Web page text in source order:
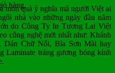
hàng.quà ý nghĩa mà người Việt ai
nhà vào những ngày đầu năm
do Công Ty In Tương Lai Việt
công nghệ mới nhất như: Khánh
Dán Chữ Nổi, Bìa Sơn Mài hay
Laminate tráng gương bóng kính